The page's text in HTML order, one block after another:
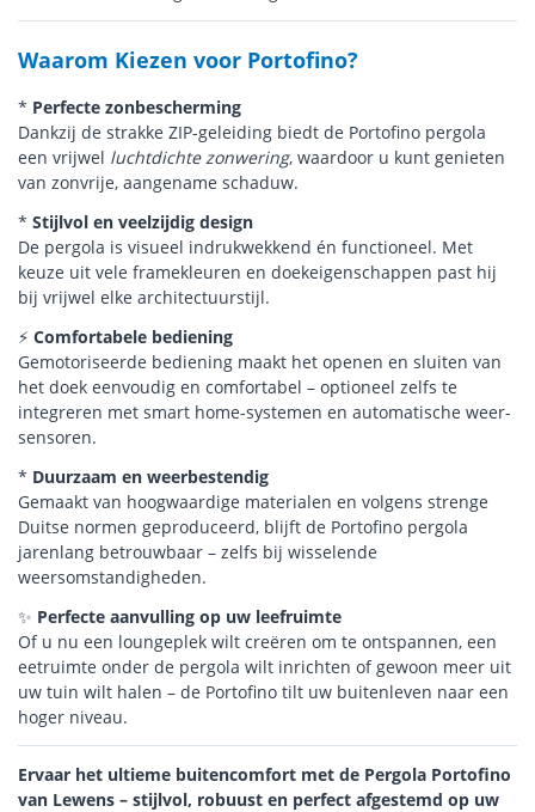
Waarom Kiezen voor Portofino?
* Perfecte zonbescherming
Dankzij de strakke ZIP-geleiding biedt de Portofino pergola
een vrijwel luchtdichte zonwering, waardoor u kunt genieten
van zonvrije, aangename schaduw.
* Stijlvol en veelzijdig design
De pergola is visueel indrukwekkend én functioneel. Met
keuze uit vele framekleuren en doekeigenschappen past hij
bij vrijwel elke architectuurstijl.
⚡ Comfortabele bediening
Gemotoriseerde bediening maakt het openen en sluiten van
het doek eenvoudig en comfortabel – optioneel zelfs te
integreren met smart home-systemen en automatische weer-
sensoren.
* Duurzaam en weerbestendig
Gemaakt van hoogwaardige materialen en volgens strenge
Duitse normen geproduceerd, blijft de Portofino pergola
jarenlang betrouwbaar – zelfs bij wisselende
weersomstandigheden.
✨ Perfecte aanvulling op uw leefruimte
Of u nu een loungeplek wilt creëren om te ontspannen, een
eetruimte onder de pergola wilt inrichten of gewoon meer uit
uw tuin wilt halen – de Portofino tilt uw buitenleven naar een
hoger niveau.
Ervaar het ultieme buitencomfort met de Pergola Portofino
van Lewens – stijlvol, robuust en perfect afgestemd op uw